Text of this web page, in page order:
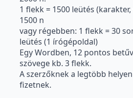
1 flekk = 1500 leütés
1500 n
vagy régebben: 1 flekk = 30
leütés (1 írógépoldal)
Egy Wordben, 12 pontos
szövege kb. 3 flekk.
A szerzőknek a legtöbb
fizetnek.